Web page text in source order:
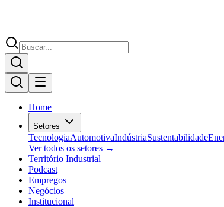
Home
Setores
TecnologiaAutomotivaIndústriaSustentabilidade
Ver todos os setores →
Território Industrial
Podcast
Empregos
Negócios
Institucional